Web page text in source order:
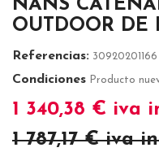
NANS
OUTDOOR DE
Referencias: 30920201166
Condiciones Producto
1 340,38 € iva
1 787,17 €iva